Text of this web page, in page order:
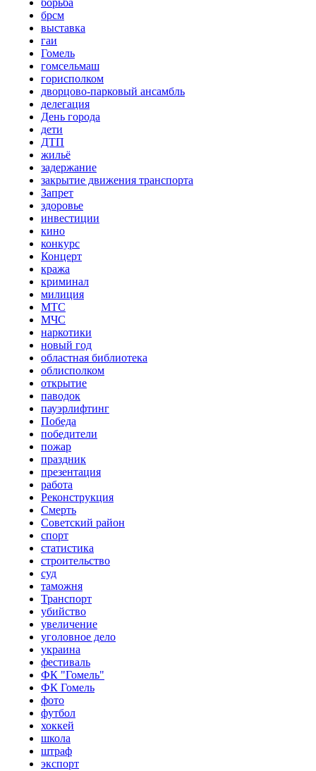
борьба
брсм
выставка
гаи
Гомель
гомсельмаш
горисполком
дворцово-парковый ансамбль
делегация
День города
дети
ДТП
жильё
задержание
закрытие движения транспорта
Запрет
здоровье
инвестиции
кино
конкурс
Концерт
кража
криминал
милиция
МТС
МЧС
наркотики
новый год
областная библиотека
облисполком
открытие
паводок
пауэрлифтинг
Победа
победители
пожар
праздник
презентация
работа
Реконструкция
Смерть
Советский район
спорт
статистика
строительство
суд
таможня
Транспорт
убийство
увеличение
уголовное дело
украина
фестиваль
ФК "Гомель"
ФК Гомель
фото
футбол
хоккей
школа
штраф
экспорт